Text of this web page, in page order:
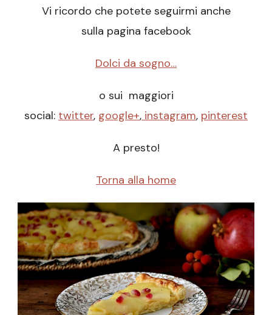
Vi ricordo che potete seguirmi anche
sulla pagina facebook
Dolci da sogno…
o sui maggiori
social: twitter, google+, instagram, pinterest
A presto!
Torna alla home